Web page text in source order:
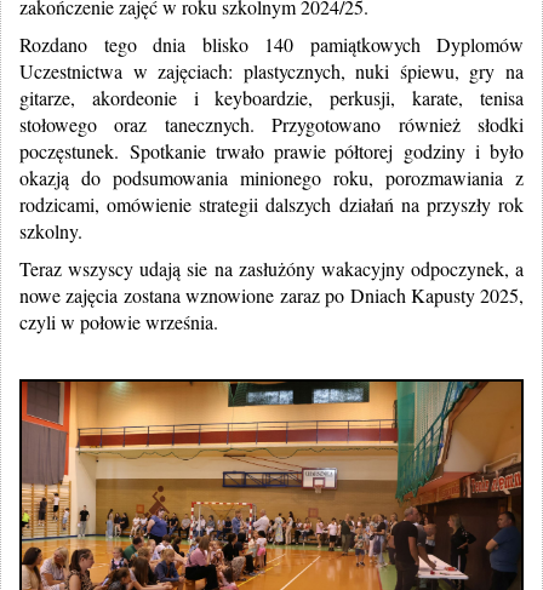
zakończenie zajęć w roku szkolnym 2024/25.
Rozdano tego dnia blisko 140 pamiątkowych Dyplomów
Uczestnictwa w zajęciach: plastycznych, nuki śpiewu, gry na
gitarze, akordeonie i keyboardzie, perkusji, karate, tenisa
stołowego oraz tanecznych. Przygotowano również słodki
poczęstunek. Spotkanie trwało prawie półtorej godziny i było
okazją do podsumowania minionego roku, porozmawiania z
rodzicami, omówienie strategii dalszych działań na przyszły rok
szkolny.
Teraz wszyscy udają sie na zasłużóny wakacyjny odpoczynek, a
nowe zajęcia zostana wznowione zaraz po Dniach Kapusty 2025,
czyli w połowie września.